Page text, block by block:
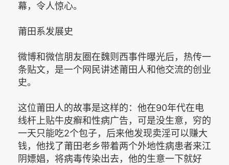
幕，令人惊心。
莆田系发展史
微博和微信朋友圈在魏则西事件曝光后，热传一
条贴文，是一个网民讲述莆田人和他交流的创业
史。
这位莆田人的故事是这样的：他在90年代在电
线杆上贴牛皮癣和性病广告，可是没生意，穷的
一天只能吃2个包子，后来他发现卖淫可以赚大
钱，他找了莆田老乡带着两个外地性病患者来江
阴嫖娼，将病毒传染出去，他的生意一下就好